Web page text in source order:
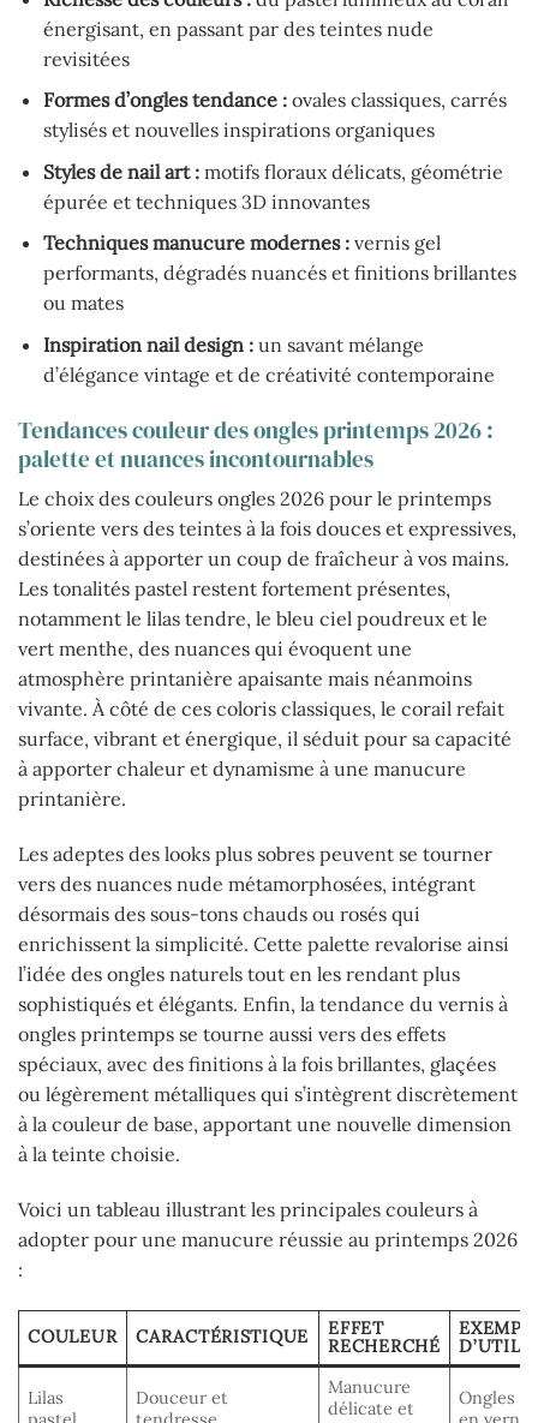
énergisant, en passant par des teintes nude
revisitées
Formes d’ongles tendance :ovales classiques, carrés
stylisés et nouvelles inspirations organiques
Styles de nail art :motifs floraux délicats, géométrie
épurée et techniques 3D innovantes
Techniques manucure modernes :vernis gel
performants, dégradés nuancés et finitions brillantes
ou mates
Inspiration nail design :un savant mélange
d’élégance vintage et de créativité contemporaine
Tendances couleur des ongles printemps 2026 :
palette et nuances incontournables
Le choix des couleurs ongles 2026 pour le printemps
s’oriente vers des teintes à la fois douces et expressives,
destinées à apporter un coup de fraîcheur à vos mains.
Les tonalités pastel restent fortement présentes,
notamment le lilas tendre, le bleu ciel poudreux et le
vert menthe, des nuances qui évoquent une
atmosphère printanière apaisante mais néanmoins
vivante. À côté de ces coloris classiques, le corail refait
surface, vibrant et énergique, il séduit pour sa capacité
à apporter chaleur et dynamisme à une manucure
printanière.
Les adeptes des looks plus sobres peuvent se tourner
vers des nuances nude métamorphosées, intégrant
désormais des sous-tons chauds ou rosés qui
enrichissent la simplicité. Cette palette revalorise ainsi
l’idée des ongles naturels tout en les rendant plus
sophistiqués et élégants. Enfin, la tendance du vernis à
ongles printemps se tourne aussi vers des effets
spéciaux, avec des finitions à la fois brillantes, glaçées
ou légèrement métalliques qui s’intègrent discrètement
à la couleur de base, apportant une nouvelle dimension
à la teinte choisie.
Voici un tableau illustrant les principales couleurs à
adopter pour une manucure réussie au printemps 2026
:
COULEUR CARACTÉRISTIQUE
EFFET
RECHERCHÉ
Lilas
Douceur et
Manucure
délicate et
Ongles